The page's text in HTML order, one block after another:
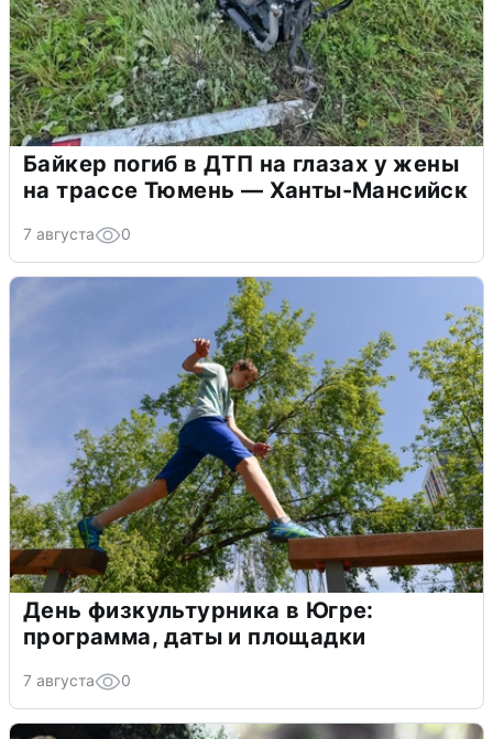
Байкер погиб в ДТП на глазах у жены
на трассе Тюмень — Ханты-Мансийск
7 августа 0
День физкультурника в Югре:
программа, даты и площадки
7 августа 0